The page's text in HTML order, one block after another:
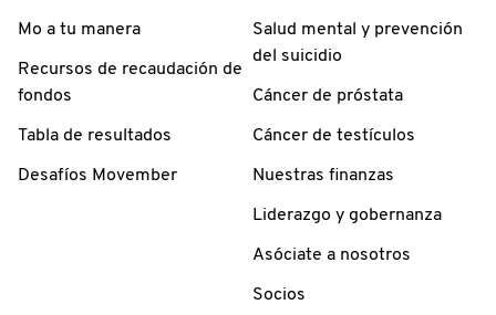
Mo a tu manera
Recursos de recaudación de
fondos
Tabla de resultados
Desafíos Movember
Salud mental y prevención
del suicidio
Cáncer de próstata
Cáncer de testículos
Nuestras finanzas
Liderazgo y gobernanza
Asóciate a nosotros
Socios